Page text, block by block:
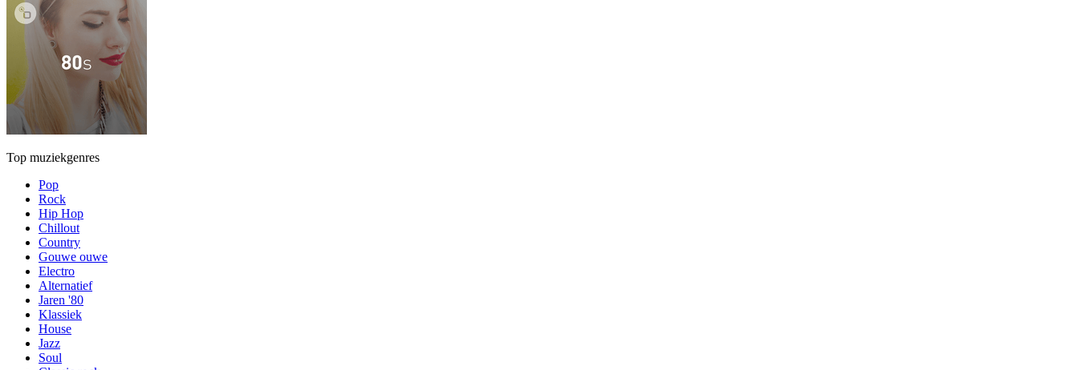
Top muziekgenres
Pop
Rock
Hip Hop
Chillout
Country
Gouwe ouwe
Electro
Alternatief
Jaren '80
Klassiek
House
Jazz
Soul